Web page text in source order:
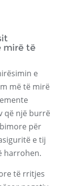
mirë të
e
më të mirë
që një burrë
për
e tij
harrohen.
të rritjes